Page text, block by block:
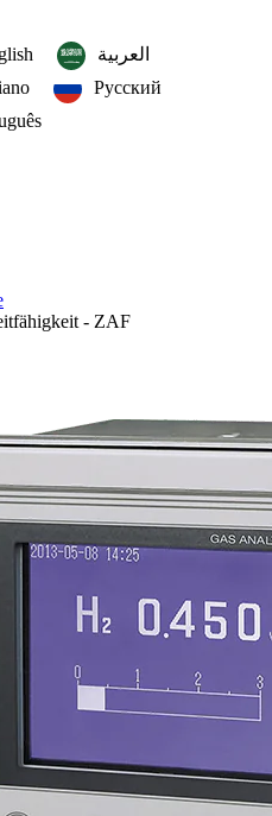
العربية‏
Русский
- ZAF